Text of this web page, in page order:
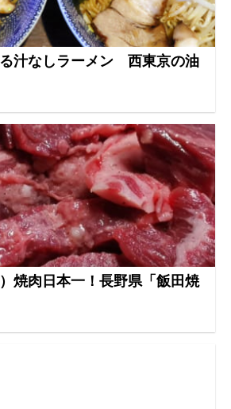
汁なしラーメン 西東京の油
焼肉日本一！長野県「飯田焼